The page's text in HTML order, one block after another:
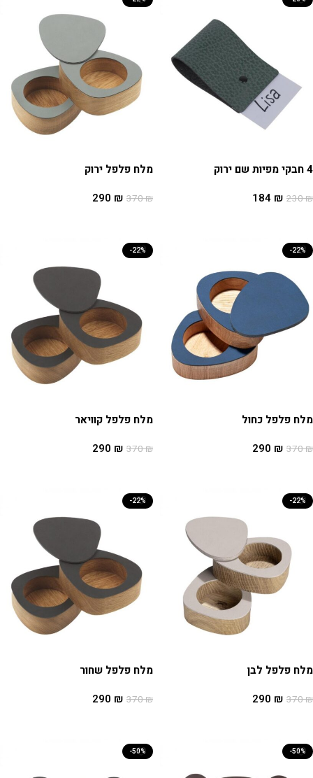
4 חבקי מפיות שם ירוק
230₪
184 ₪
מלח פלפל ירוק
370₪
290 ₪
-22%
מלח פלפל כחול
370₪
290 ₪
-22%
מלח פלפל קוויאר
370₪
290 ₪
-22%
מלח פלפל לבן
370₪
290 ₪
-22%
מלח פלפל שחור
370₪
290 ₪
-50%
-50%